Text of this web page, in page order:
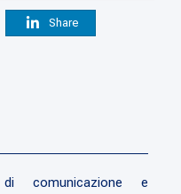
Share
comunicazione e